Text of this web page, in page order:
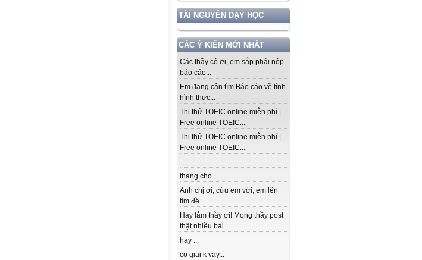
TÀI NGUYÊN DẠY HỌC
CÁC Ý KIẾN MỚI NHẤT
Các thầy cô ơi, em sắp phải nộp
báo cáo...
Em đang cần tìm Báo cáo về tình
hình thực...
Thi thử TOEIC online miễn phí |
Free online TOEIC...
Thi thử TOEIC online miễn phí |
Free online TOEIC...
...
thang cho...
Anh chị ơi, cứu em với, em lên
tìm đề...
Hay lắm thầy ơi! Mong thầy post
thật nhiều bài...
hay ...
co giai k vay...